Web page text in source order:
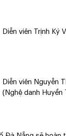
Diễn viên Trịnh Ký
Diễn viên Nguyễn
(Nghệ danh Huyền